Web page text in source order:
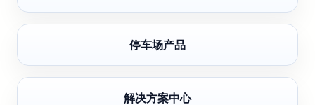
停车场产品
解决方案中心